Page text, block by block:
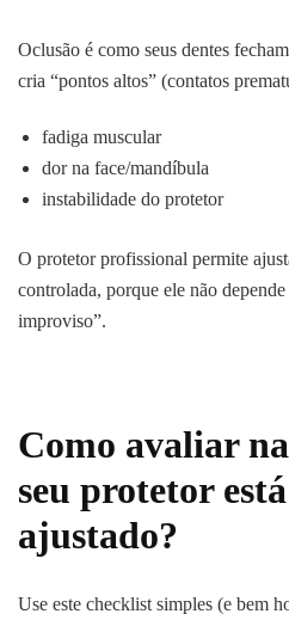
Oclusão é como seus dentes
cria “pontos altos” (contatos
fadiga muscular
dor na face/mandíbula
instabilidade do protetor
O protetor profissional permite
controlada, porque ele não
improviso”.
Como avaliar
seu protetor
ajustado?
Use este checklist simples (e bem